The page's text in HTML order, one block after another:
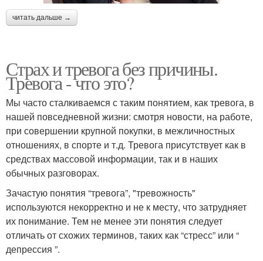
читать дальше →
Страх и тревога без причины.
Тревога - что это?
Мы часто сталкиваемся с таким понятием, как тревога, в
нашей повседневной жизни: смотря новости, на работе,
при совершении крупной покупки, в межличностных
отношениях, в спорте и т.д. Тревога присутствует как в
средствах массовой информации, так и в наших
обычных разговорах.
Зачастую понятия “тревога”, "тревожность"
используются некорректно и не к месту, что затрудняет
их понимание. Тем не менее эти понятия следует
отличать от схожих терминов, таких как “стресс” или “
депрессия ”.